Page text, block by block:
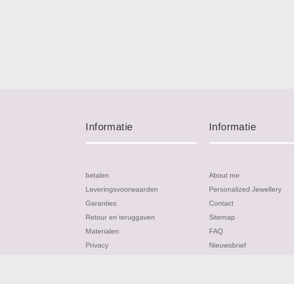
Informatie
betalen
Leveringsvoorwaarden
Garanties
Retour en teruggaven
Materialen
Privacy
Informatie
About me
Personalized Jewellery
Contact
Sitemap
FAQ
Nieuwsbrief